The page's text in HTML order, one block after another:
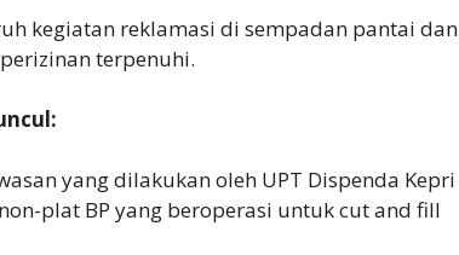
kegiatan reklamasi di sempadan pantai dan
terpenuhi.
yang dilakukan oleh UPT Dispenda Kepri
plat BP yang beroperasi untuk cut and fill